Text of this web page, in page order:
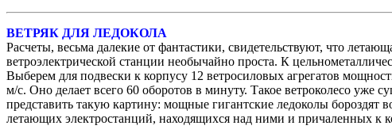
ВЕТРЯК ДЛЯ ЛЕДОКОЛА
Расчеты, весьма далекие от фантастики, свидетельствуют, что
ветроэлектрической станции необычайно проста. К
Выберем для подвески к корпусу 12 ветросиловых агрегатов
м/c. Оно делает всего 60 оборотов в минуту. Такое ветроколесо уже
представить такую картину: мощные гигантские ледоколы
летающих электростанций, находящихся над ними и причаленных к